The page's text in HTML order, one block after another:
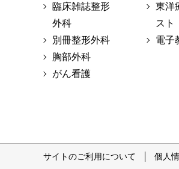
臨床雑誌整形
外科
別冊整形外科
胸部外科
がん看護
東洋
スト
電子
サイトのご利用について 個人